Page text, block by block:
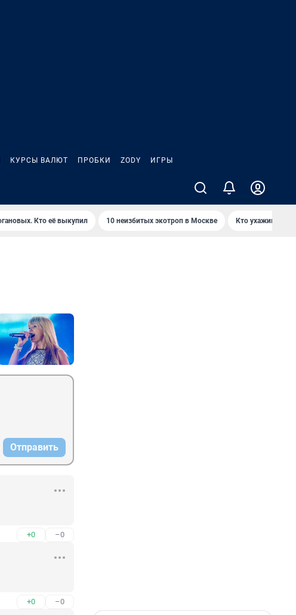
КУРСЫ ВАЛЮТ ПРОБКИ ZODY ИГРЫ
Кто её выкупил 10 неизбитых экотроп в Москве Кто ухаживает
Отправить
+0 –0
+0 –0